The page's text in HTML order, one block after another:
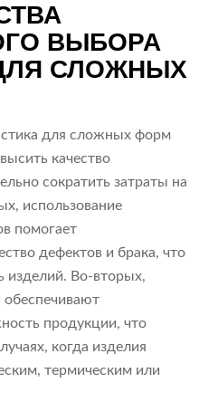
ВЫБОРА
СЛОЖНЫХ
для сложных форм
качество
сократить затраты на
использование
помогает
дефектов и брака, что
изделий. Во-вторых,
обеспечивают
продукции, что
когда изделия
термическим или